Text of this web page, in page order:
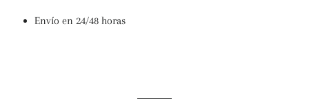
Envío en 24/48 horas